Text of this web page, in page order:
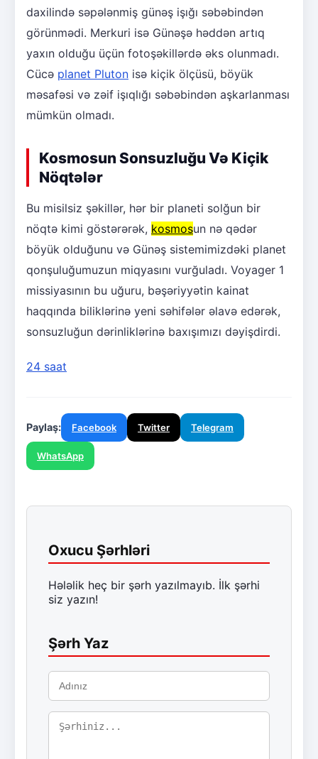
daxilində səpələnmiş günəş işığı səbəbindən
görünmədi. Merkuri isə Günəşə həddən artıq
yaxın olduğu üçün fotoşəkillərdə əks olunmadı.
Cücə planet Pluton isə kiçik ölçüsü, böyük
məsafəsi və zəif işıqlığı səbəbindən aşkarlanması
mümkün olmadı.
Kosmosun Sonsuzluğu Və Kiçik
Nöqtələr
Bu misilsiz şəkillər, hər bir planeti solğun bir
nöqtə kimi göstərərək, kosmosun nə qədər
böyük olduğunu və Günəş sistemimizdəki planet
qonşuluğumuzun miqyasını vurğuladı. Voyager 1
missiyasının bu uğuru, bəşəriyyətin kainat
haqqında biliklərinə yeni səhifələr əlavə edərək,
sonsuzluğun dərinliklərinə baxışımızı dəyişdirdi.
24 saat
Paylaş: Facebook Twitter Telegram
WhatsApp
Oxucu Şərhləri
Hələlik heç bir şərh yazılmayıb. İlk şərhi
siz yazın!
Şərh Yaz